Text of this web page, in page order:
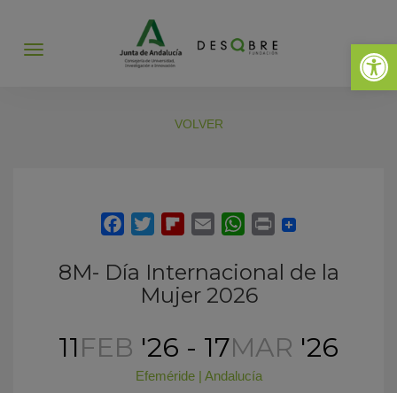
Abrir
Abrir
VOLVER
8M- Día Internacional de la
Mujer 2026
11FEB '26 - 17MAR '26
Efeméride| Andalucía